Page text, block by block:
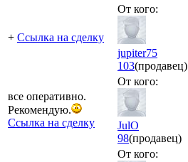
+ Ссылка на сделку
От кого:
jupiter75
103(продавец)
все оперативно.
Рекомендую.
Ссылка на сделку
От кого:
JulO
98(продавец)
От кого: